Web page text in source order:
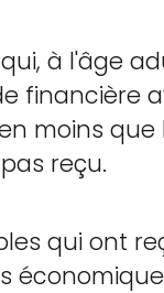
à l'âge
financière
moins que
reçu.
qui ont